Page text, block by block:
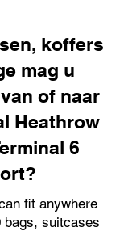
koffers
mag u
of naar
Heathrow
6
fit anywhere
bags, suitcases